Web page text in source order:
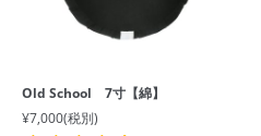
Old School 7寸【綿】
¥7,000(税別)